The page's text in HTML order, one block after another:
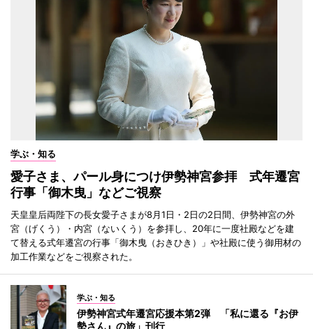
学ぶ・知る
愛子さま、パール身につけ伊勢神宮参拝 式年遷宮
行事「御木曳」などご視察
天皇皇后両陛下の長女愛子さまが8月1日・2日の2日間、伊勢神宮の外
宮（げくう）・内宮（ないくう）を参拝し、20年に一度社殿などを建
て替える式年遷宮の行事「御木曳（おきひき）」や社殿に使う御用材の
加工作業などをご視察された。
学ぶ・知る
伊勢神宮式年遷宮応援本第2弾 「私に還る『お伊
勢さん』の旅」刊行